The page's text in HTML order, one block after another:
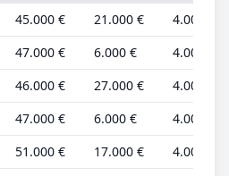
45.000 € 21.000 €
4.000 €
47.000 € 6.000 €
4.000 €
46.000 € 27.000 €
4.000 €
47.000 € 6.000 €
4.000 €
51.000 € 17.000 €
4.000 €